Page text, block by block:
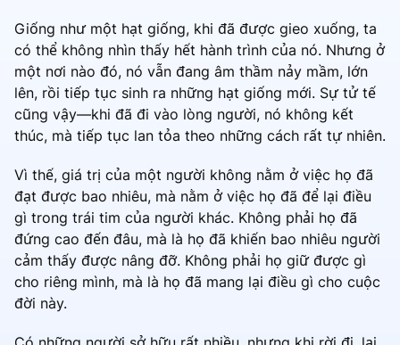
Giống như một hạt giống, khi đã được gieo xuống, ta
có thể không nhìn thấy hết hành trình của nó. Nhưng ở
một nơi nào đó, nó vẫn đang âm thầm nảy mầm, lớn
lên, rồi tiếp tục sinh ra những hạt giống mới. Sự tử tế
cũng vậy—khi đã đi vào lòng người, nó không kết
thúc, mà tiếp tục lan tỏa theo những cách rất tự nhiên.
Vì thế, giá trị của một người không nằm ở việc họ đã
đạt được bao nhiêu, mà nằm ở việc họ đã để lại điều
gì trong trái tim của người khác. Không phải họ đã
đứng cao đến đâu, mà là họ đã khiến bao nhiêu người
cảm thấy được nâng đỡ. Không phải họ giữ được gì
cho riêng mình, mà là họ đã mang lại điều gì cho cuộc
đời này.